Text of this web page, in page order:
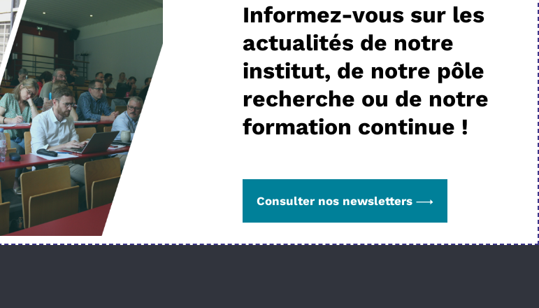
Informez-vous sur les
actualités de notre
institut, de notre pôle
recherche ou de notre
formation continue !
Consulter nos newsletters